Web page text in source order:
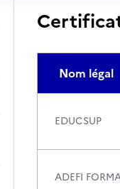
Nom légal
EDUCSUP
ADEFI